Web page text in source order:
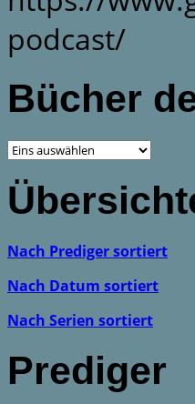
podcast/
Bücher
Nach Prediger sortiert
Nach Datum sortiert
Nach Serien sortiert
Prediger